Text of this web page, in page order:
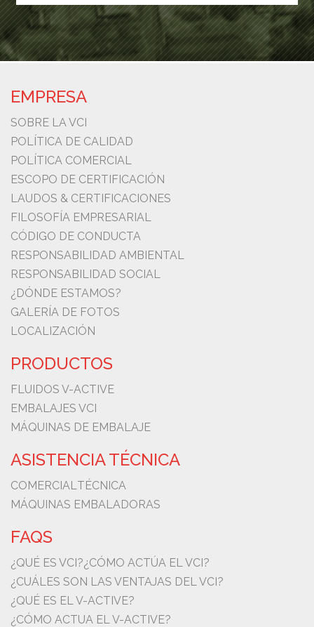
EMPRESA
SOBRE LA VCI
POLÍTICA DE CALIDAD
POLÍTICA COMERCIAL
ESCOPO DE CERTIFICACIÓN
LAUDOS & CERTIFICACIONES
FILOSOFÍA EMPRESARIAL
CÓDIGO DE CONDUCTA
RESPONSABILIDAD AMBIENTAL
RESPONSABILIDAD SOCIAL
¿DÓNDE ESTAMOS?
GALERÍA DE FOTOS
LOCALIZACIÓN
PRODUCTOS
FLUIDOS V-ACTIVE
EMBALAJES VCI
MÁQUINAS DE EMBALAJE
ASISTENCIA TÉCNICA
COMERCIALTÉCNICA
MÁQUINAS EMBALADORAS
FAQS
¿QUÉ ES VCI?¿CÓMO ACTÚA EL VCI?
¿CUÁLES SON LAS VENTAJAS DEL VCI?
¿QUÉ ES EL V-ACTIVE?
¿CÓMO ACTUA EL V-ACTIVE?